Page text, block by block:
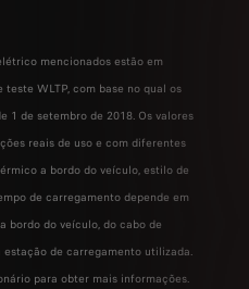
mencionados estão em
WLTP, com base no qual os
1 de setembro de 2018. Os valores
reais de uso e com diferentes
a bordo do veículo, estilo de
de carregamento depende em
bordo do veículo, do cabo de
de carregamento utilizada.
para obter mais informações.